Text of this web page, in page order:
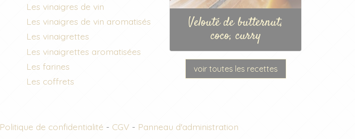
Les vinaigres de vin
Les vinaigres de vin aromatisés
Les vinaigrettes
Les vinaigrettes aromatisées
Les farines
Les coffrets
Velouté de butternut,
coco, curry
voir toutes les recettes
Politique de confidentialité - CGV - Panneau d'administration